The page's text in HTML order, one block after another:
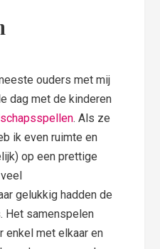
ouders met mij
dag met de kinderen
. Als ze
ik even ruimte en
op een prettige
gelukkig hadden de
Het samenspelen
enkel met elkaar en